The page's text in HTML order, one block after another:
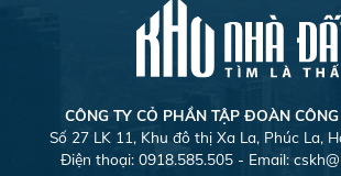
CÔNG TY CỎ PHẦN TẬP ĐOÀN
Số 27 LK 11, Khu đô thị Xa La, Phúc La,
Điện thoại: 0918.585.505 - Email: